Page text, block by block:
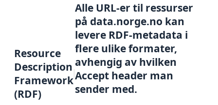
Resource
Description
Framework
(RDF)
Alle URL-er til ressurser
på data.norge.no kan
levere RDF-metadata i
flere ulike formater,
avhengig av hvilken
Accept header man
sender med.